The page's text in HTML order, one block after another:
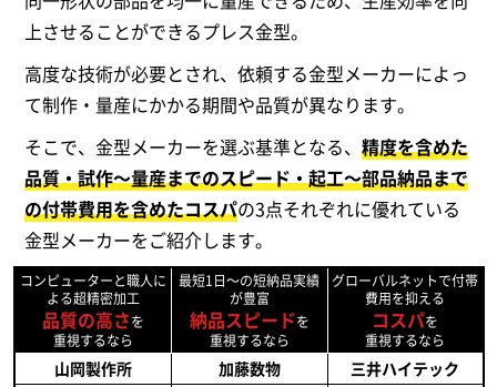
上させることができるプレス金型。
高度な技術が必要とされ、依頼する金型メーカーによっ
て制作・量産にかかる期間や品質が異なります。
そこで、金型メーカーを選ぶ基準となる、精度を含めた
品質・試作～量産までのスピード・起工～部品納品まで
の付帯費用を含めたコスパの3点それぞれに優れている
金型メーカーをご紹介します。
コンピューターと職人に
よる超精密加工
品質の高さを
重視するなら
最短1日～の短納品実績
が豊富
納品スピードを
重視するなら
グローバルネットで付帯
費用を抑える
コスパを
重視するなら
山岡製作所 加藤数物 三井ハイテック